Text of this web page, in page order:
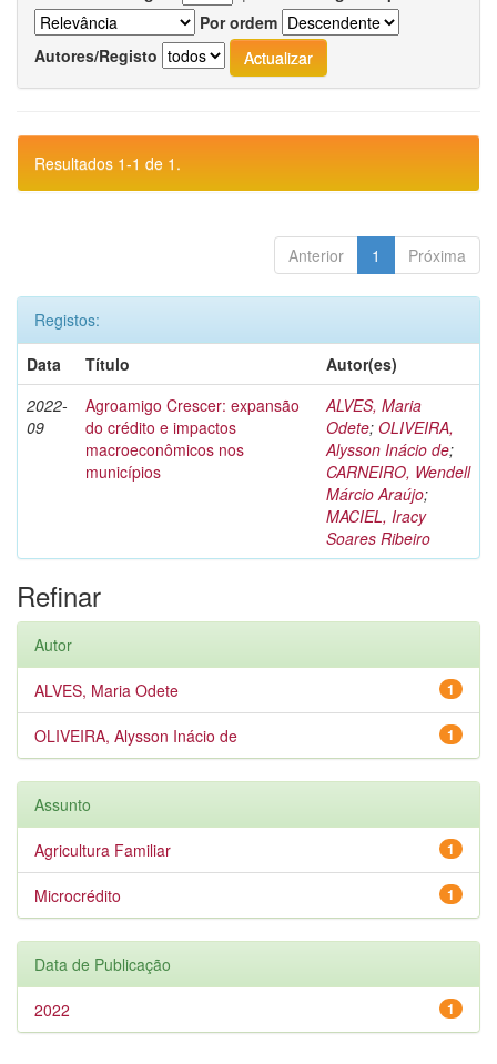
Por ordem
Autores/Registo
Resultados 1-1 de 1.
Anterior 1 Próxima
Registos:
Data
Título
Autor(es)
2022-
09
Agroamigo Crescer: expansão
do crédito e impactos
macroeconômicos nos
municípios
ALVES, Maria
Odete; OLIVEIRA,
Alysson Inácio de;
CARNEIRO, Wendell
Márcio Araújo;
MACIEL, Iracy
Soares Ribeiro
Refinar
Autor
1
ALVES, Maria Odete
1
OLIVEIRA, Alysson Inácio de
Assunto
1
Agricultura Familiar
1
Microcrédito
Data de Publicação
1
2022